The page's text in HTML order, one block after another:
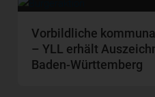
Vorbildliche
– YLL erhält
Baden-Württemberg